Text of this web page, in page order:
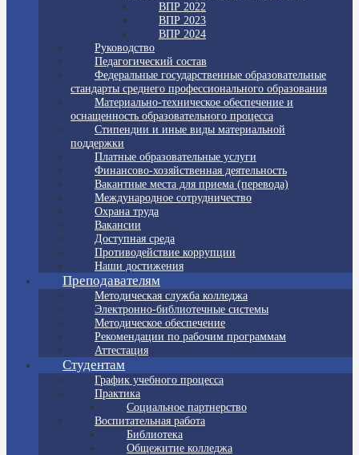
ВПР 2022
ВПР 2023
ВПР 2024
Руководство
Педагогический состав
Федеральные государственные образовательные
стандарты среднего профессионального образования
Материально-техническое обеспечение и
оснащенность образовательного процесса
Стипендии и иные виды материальной
поддержки
Платные образовательные услуги
Финансово-хозяйственная деятельность
Вакантные места для приема (перевода)
Международное сотрудничество
Охрана труда
Вакансии
Доступная среда
Противодействие коррупции
Наши достижения
Преподавателям
Методическая служба колледжа
Электронно-библиотечные системы
Методическое обеспечение
Рекомендации по рабочим программам
Аттестация
Студентам
График учебного процесса
Практика
Социальное партнерство
Воспитательная работа
Библиотека
Общежитие колледжа